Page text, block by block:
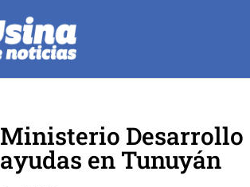
Ministerio Desarrollo
ayudas en Tunuyán